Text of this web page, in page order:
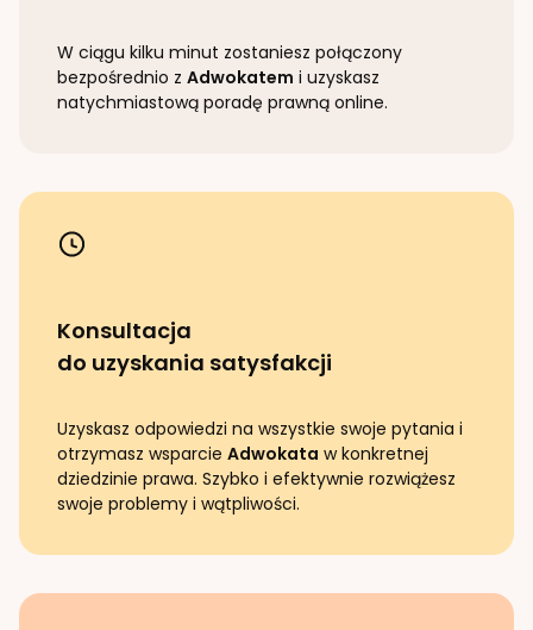
W ciągu kilku minut zostaniesz połączony
bezpośrednio z Adwokatem i uzyskasz
natychmiastową poradę prawną online.
Konsultacja
do uzyskania satysfakcji
Uzyskasz odpowiedzi na wszystkie swoje pytania i
otrzymasz wsparcie Adwokata w konkretnej
dziedzinie prawa. Szybko i efektywnie rozwiążesz
swoje problemy i wątpliwości.